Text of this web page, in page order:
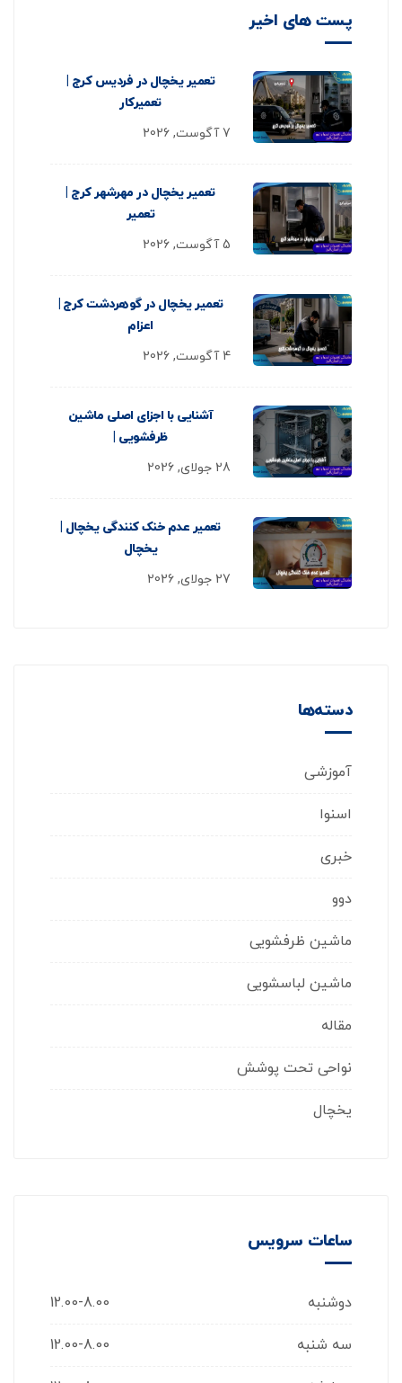
پست های اخیر
تعمیر یخچال در فردیس کرج |
تعمیرکار
7 آگوست, 2026
تعمیر یخچال در مهرشهر کرج |
تعمیر
5 آگوست, 2026
تعمیر یخچال در گوهردشت کرج |
اعزام
4 آگوست, 2026
آشنایی با اجزای اصلی ماشین
ظرفشویی |
28 جولای, 2026
تعمیر عدم خنک کنندگی یخچال |
یخچال
27 جولای, 2026
دسته‌ها
آموزشی
اسنوا
خبری
دوو
ماشین ظرفشویی
ماشین لباسشویی
مقاله
نواحی تحت پوشش
یخچال
ساعات سرویس
دوشنبه 12.00-8.00
سه شنبه 12.00-8.00